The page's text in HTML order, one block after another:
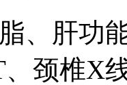
、肝功
颈椎X